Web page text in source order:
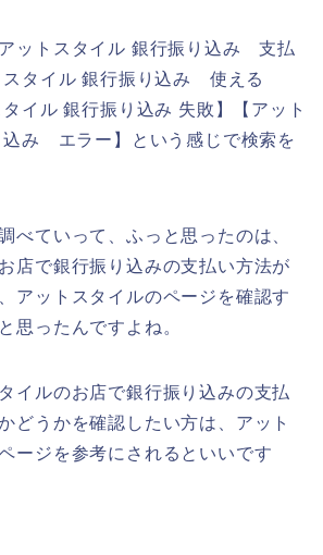
ットスタイル 銀行振り込み 支払
スタイル 銀行振り込み 使える
イル 銀行振り込み 失敗】【アット
込み エラー】という感じで検索を
べていって、ふっと思ったのは、
店で銀行振り込みの支払い方法が
アットスタイルのページを確認す
思ったんですよね。
イルのお店で銀行振り込みの支払
どうかを確認したい方は、アット
ージを参考にされるといいです